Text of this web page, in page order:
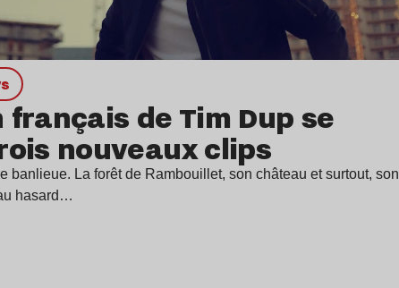
français de Tim Dup se
nouveaux clips
banlieue. La forêt de Rambouillet, son château et surtout, son
hasard…